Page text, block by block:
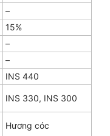
–
15%
–
–
INS 440
INS 330, INS 300
Hương cóc